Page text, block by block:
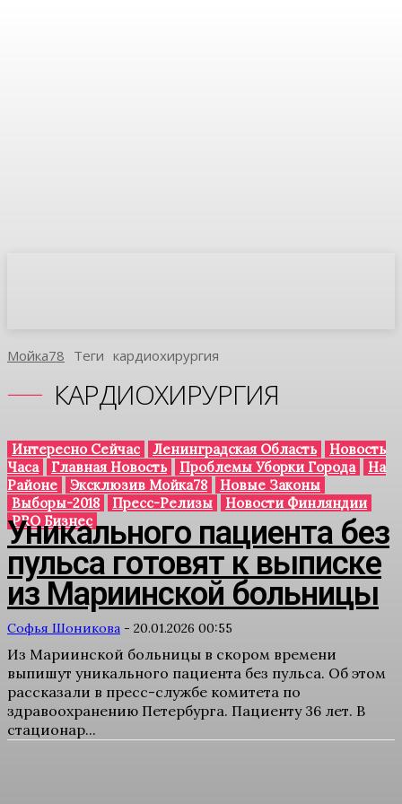
Мойка78 Теги Кардиохирургия
КАРДИОХИРУРГИЯ
Интересно Сейчас Ленинградская Область
Новость
Часа
Главная Новость Проблемы Уборки Города
На
Районе
Эксклюзив Мойка78
Новые Законы
Выборы-2018
Пресс-Релизы
Новости Финляндии
PRO Бизнес
Уникального пациента без
пульса готовят к выписке
из Мариинской больницы
Софья Шоникова - 20.01.2026 00:55
Из Мариинской больницы в скором времени
выпишут уникального пациента без пульса. Об этом
рассказали в пресс-службе комитета по
здравоохранению Петербурга. Пациенту 36 лет. В
стационар...